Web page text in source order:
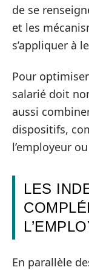
de se
et les
s’appliquer à
Pour
salarié doit
aussi
dispositifs,
l’employeur
LES
En parallèle